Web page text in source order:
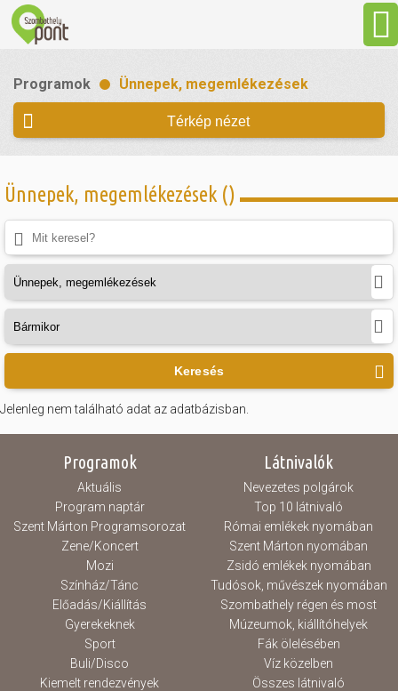
Gasztronómia
Szállás
Sport
Szabadidő
Hasznos
Programok Ünnepek, megemlékezések
Térkép nézet
Ünnepek, megemlékezések ()
Keresés
Jelenleg nem található adat az adatbázisban.
Programok
Aktuális
Program naptár
Szent Márton Programsorozat
Zene/Koncert
Mozi
Színház/Tánc
Előadás/Kiállítás
Gyerekeknek
Sport
Buli/Disco
Kiemelt rendezvények
Látnivalók
Nevezetes polgárok
Top 10 látnivaló
Római emlékek nyomában
Szent Márton nyomában
Zsidó emlékek nyomában
Tudósok, művészek nyomában
Szombathely régen és most
Múzeumok, kiállítóhelyek
Fák ölelésében
Víz közelben
Összes látnivaló